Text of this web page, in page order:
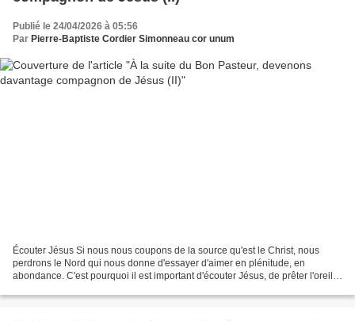
Publié le 24/04/2026 à 05:56
Par Pierre-Baptiste Cordier Simonneau cor unum
Écouter Jésus Si nous nous coupons de la source qu'est le Christ, nous
perdrons le Nord qui nous donne d'essayer d'aimer en plénitude, en
abondance. C'est pourquoi il est important d'écouter Jésus, de prêter l'oreille